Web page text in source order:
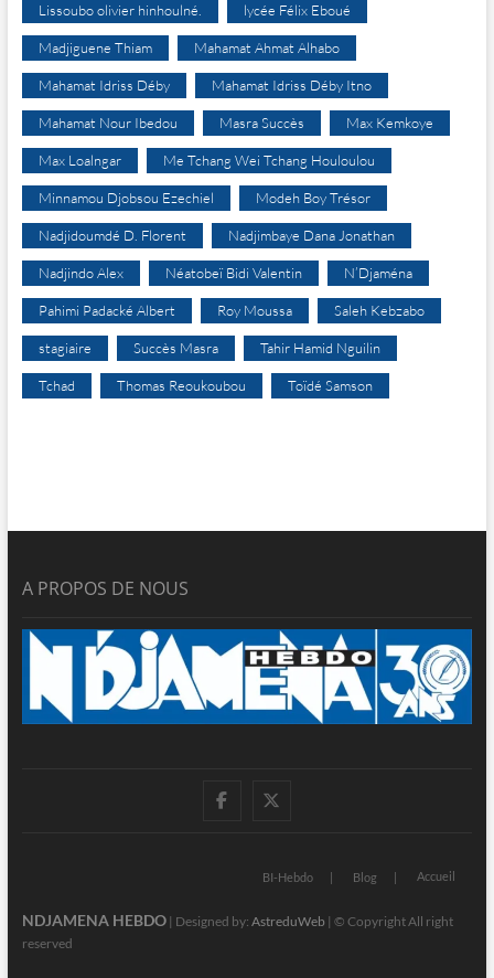
Lissoubo olivier hinhoulné. lycée Félix Eboué
Madjiguene Thiam Mahamat Ahmat Alhabo
Mahamat Idriss Déby Mahamat Idriss Déby Itno
Mahamat Nour Ibedou Masra Succès Max Kemkoye
Max Loalngar Me Tchang Wei Tchang Houloulou
Minnamou Djobsou Ezechiel Modeh Boy Trésor
Nadjidoumdé D. Florent Nadjimbaye Dana Jonathan
Nadjindo Alex Néatobeï Bidi Valentin N’Djaména
Pahimi Padacké Albert Roy Moussa Saleh Kebzabo
stagiaire Succès Masra Tahir Hamid Nguilin
Tchad Thomas Reoukoubou Toïdé Samson
A PROPOS DE NOUS
facebook
BI-Hebdo Blog Accueil
NDJAMENA HEBDO| Designed by: AstreduWeb | © Copyright All right
reserved